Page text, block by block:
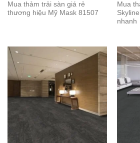
Mua thảm trải sàn giá rẻ
thương hiệu Mỹ Mask 81507
Mua
nhanh